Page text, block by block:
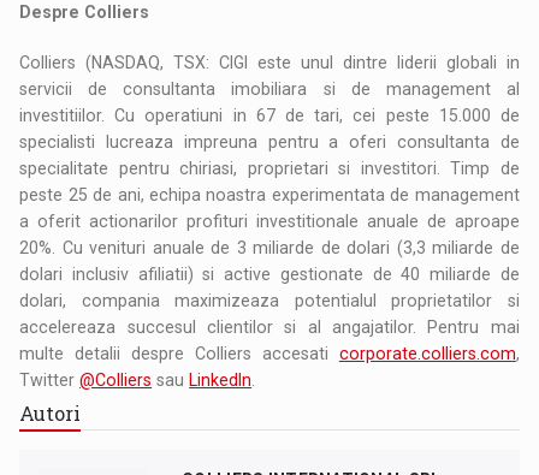
Despre Colliers
Colliers (NASDAQ, TSX: CIGI este unul dintre liderii globali in
servicii de consultanta imobiliara si de management al
investitiilor. Cu operatiuni in 67 de tari, cei peste 15.000 de
specialisti lucreaza impreuna pentru a oferi consultanta de
specialitate pentru chiriasi, proprietari si investitori. Timp de
peste 25 de ani, echipa noastra experimentata de management
a oferit actionarilor profituri investitionale anuale de aproape
20%. Cu venituri anuale de 3 miliarde de dolari (3,3 miliarde de
dolari inclusiv afiliatii) si active gestionate de 40 miliarde de
dolari, compania maximizeaza potentialul proprietatilor si
accelereaza succesul clientilor si al angajatilor. Pentru mai
multe detalii despre Colliers accesati corporate.colliers.com,
Twitter@Colliers sau LinkedIn
Autori